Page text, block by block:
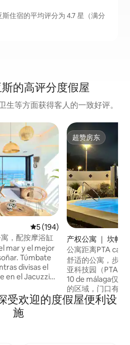
住宿的平均评分为 4.7 星（满分
的高评分度假屋
生等方面获得客人的一致好评。
平均评分 5 分（满分 5 分），
5 (194)
，配按摩浴缸
mar y el mejor
Túmbate
divisas el
en el Jacuzzi
está pensado
relajantes en
El
超赞房东
超赞房东
产权公寓 ｜ 坎帕
公寓距离PTA
舒适的公寓，步行
亚科技园（PTA）
10 de málaga仅3
的区域，门口有停
松快速地前往高速
能厨房、两张床（
受欢迎的度假屋便利设
施